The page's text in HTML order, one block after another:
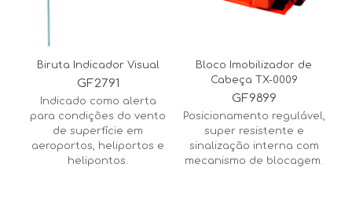
Biruta Indicador Visual
GF2791
Indicado como alerta
para condições do vento
de superfície em
aeroportos, heliportos e
helipontos.
Bloco Imobilizador de
Cabeça TX-0009
GF9899
Posicionamento regulável,
super resistente e
sinalização interna com
mecanismo de blocagem.